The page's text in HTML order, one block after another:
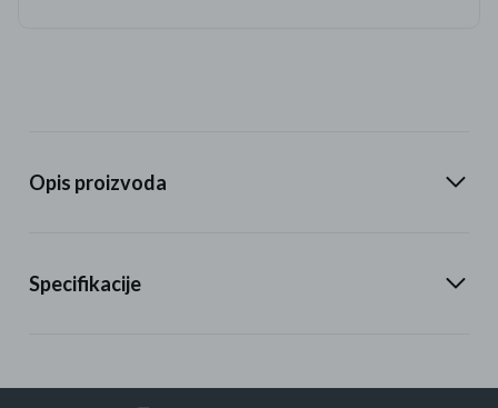
Opis proizvoda
Specifikacije